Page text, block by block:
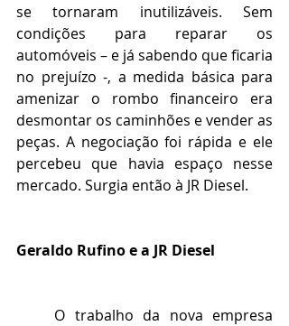
se tornaram inutilizáveis. Sem
condições para reparar os
automóveis – e já sabendo que ficaria
no prejuízo -, a medida básica para
amenizar o rombo financeiro era
desmontar os caminhões e vender as
peças. A negociação foi rápida e ele
percebeu que havia espaço nesse
mercado. Surgia então à JR Diesel.
Geraldo Rufino e a JR Diesel